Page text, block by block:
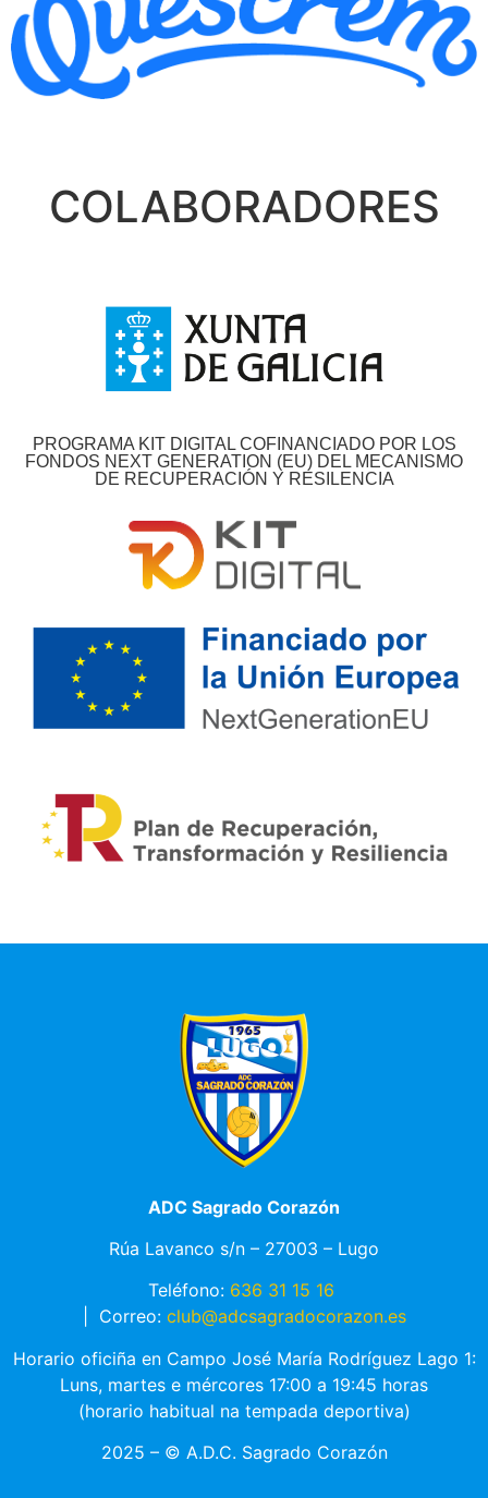
COLABORADORES
PROGRAMA KIT DIGITAL COFINANCIADO POR LOS
FONDOS NEXT GENERATION (EU) DEL MECANISMO
DE RECUPERACIÓN Y RESILENCIA
ADC Sagrado Corazón
Rúa Lavanco s/n – 27003 – Lugo
Teléfono: 636 31 15 16
Correo: club@adcsagradocorazon.es
Horario oficiña en Campo José María Rodríguez Lago 1:
Luns, martes e mércores 17:00 a 19:45 horas
(horario habitual na tempada deportiva)
2025 – © A.D.C. Sagrado Corazón